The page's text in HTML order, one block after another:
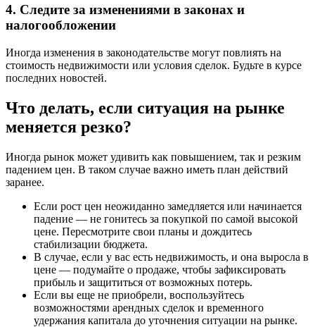
4. Следите за изменениями в законах и
налогообложении
Иногда изменения в законодательстве могут повлиять на
стоимость недвижимости или условия сделок. Будьте в курсе
последних новостей.
Что делать, если ситуация на рынке
меняется резко?
Иногда рынок может удивить как повышением, так и резким
падением цен. В таком случае важно иметь план действий
заранее.
Если рост цен неожиданно замедляется или начинается
падение — не гонитесь за покупкой по самой высокой
цене. Пересмотрите свои планы и дождитесь
стабилизации бюджета.
В случае, если у вас есть недвижимость, и она выросла в
цене — подумайте о продаже, чтобы зафиксировать
прибыль и защититься от возможных потерь.
Если вы еще не приобрели, воспользуйтесь
возможностями арендных сделок и временного
удержания капитала до уточнения ситуации на рынке.